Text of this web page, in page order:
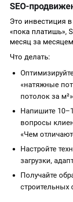
SEO-
Это инвестиция
«пока платишь»,
месяц за
Что делать:
«натяжные
потолок за
Напишите
вопросы
«Чем
Настройте
загрузки,
Получайте
строительных